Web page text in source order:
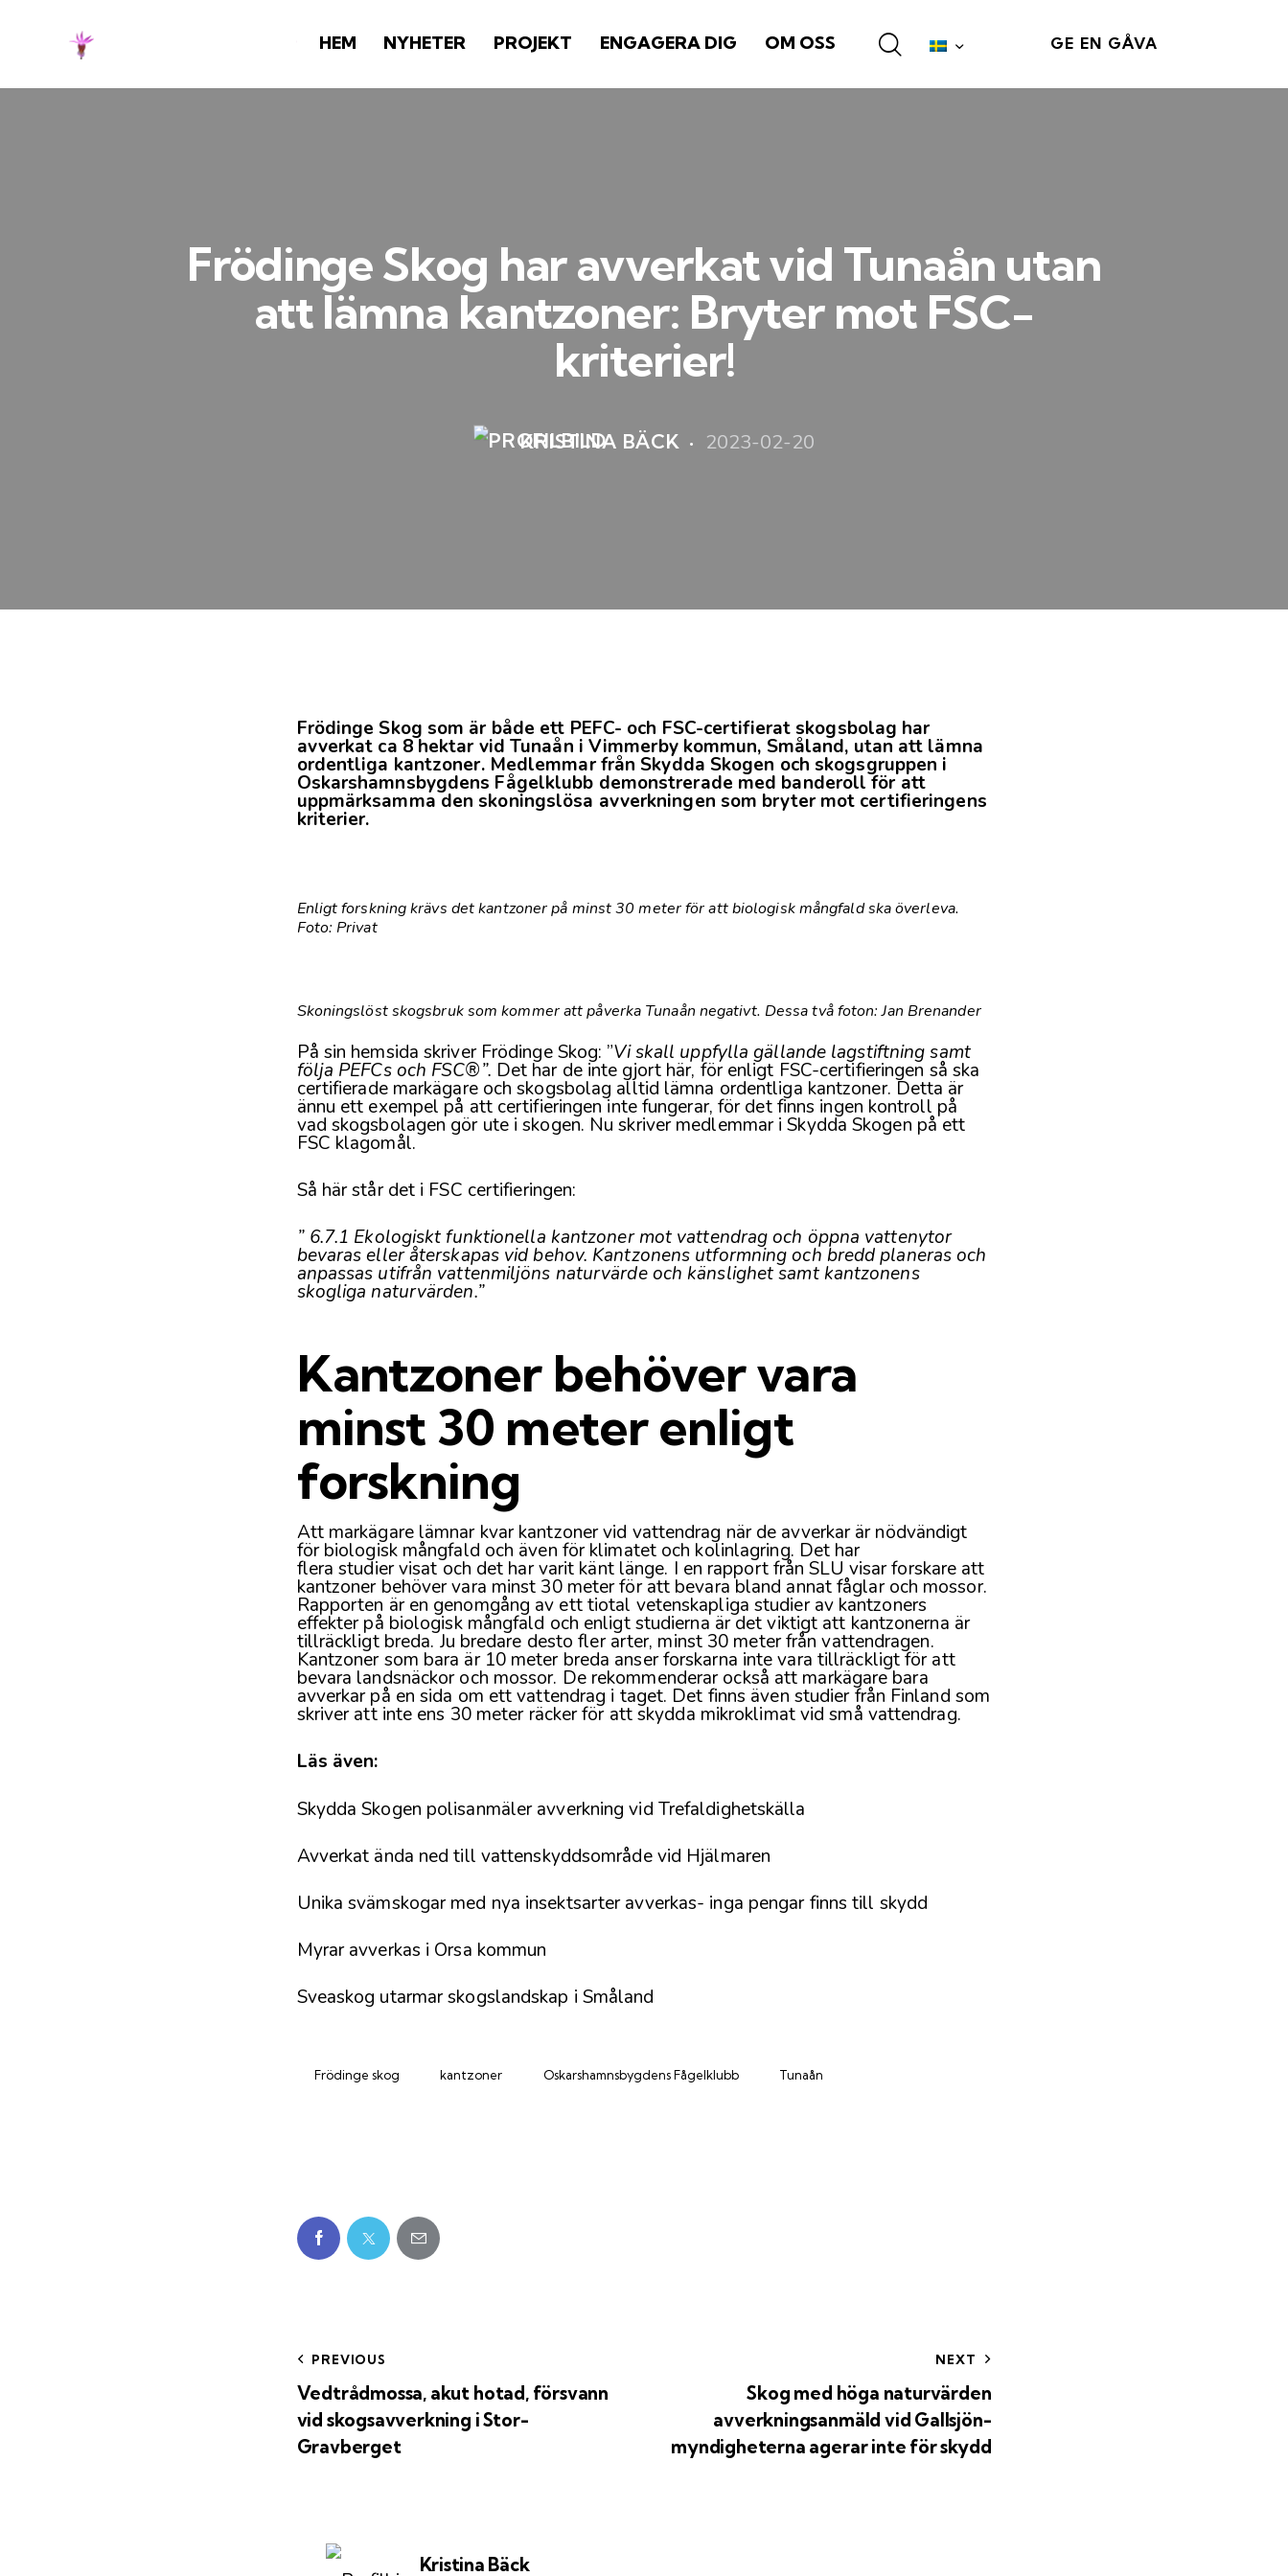
HEM NYHETER PROJEKT ENGAGERA DIG OM OSS GE EN GÅVA
Frödinge Skog har avverkat vid Tunaån utan
att lämna kantzoner: Bryter mot FSC-
kriterier!
KRISTINA BÄCK 2023-02-20
Frödinge Skog som är både ett PEFC- och FSC-certifierat skogsbolag har
avverkat ca 8 hektar vid Tunaån i Vimmerby kommun, Småland, utan att lämna
ordentliga kantzoner. Medlemmar från Skydda Skogen och skogsgruppen i
Oskarshamnsbygdens Fågelklubb demonstrerade med banderoll för att
uppmärksamma den skoningslösa avverkningen som bryter mot certifieringens
kriterier.
Enligt forskning krävs det kantzoner på minst 30 meter för att biologisk mångfald ska överleva.
Foto: Privat
Skoningslöst skogsbruk som kommer att påverka Tunaån negativt. Dessa två foton: Jan Brenander
På sin hemsida skriver Frödinge Skog: ”Vi skall uppfylla gällande lagstiftning samt
följa PEFCs och FSC®”. Det har de inte gjort här, för enligt FSC-certifieringen så ska
certifierade markägare och skogsbolag alltid lämna ordentliga kantzoner. Detta är
ännu ett exempel på att certifieringen inte fungerar, för det finns ingen kontroll på
vad skogsbolagen gör ute i skogen. Nu skriver medlemmar i Skydda Skogen på ett
FSC klagomål.
Så här står det i FSC certifieringen:
” 6.7.1 Ekologiskt funktionella kantzoner mot vattendrag och öppna vattenytor
bevaras eller återskapas vid behov. Kantzonens utformning och bredd planeras och
anpassas utifrån vattenmiljöns naturvärde och känslighet samt kantzonens
skogliga naturvärden.”
Kantzoner behöver vara
minst 30 meter enligt
forskning
Att markägare lämnar kvar kantzoner vid vattendrag när de avverkar är nödvändigt
för biologisk mångfald och även för klimatet och kolinlagring. Det har
flerastudiervisat och det har varit känt länge. I en rapportfrån SLU visar forskare att
kantzoner behöver vara minst 30 meter för att bevara bland annat fåglar och mossor.
Rapporten är en genomgång av ett tiotal vetenskapliga studier av kantzoners
effekter på biologisk mångfald och enligt studierna är det viktigt att kantzonerna är
tillräckligt breda. Ju bredare desto fler arter, minst 30 meter från vattendragen.
Kantzoner som bara är 10 meter breda anser forskarna inte vara tillräckligt för att
bevara landsnäckor och mossor. De rekommenderar också att markägare bara
avverkar på en sida om ett vattendrag i taget. Det finns även studier från Finland som
skriver att inte ens 30 meter räcker för att skydda mikroklimat vid små vattendrag.
Läs även:
Skydda Skogen polisanmäler avverkning vid Trefaldighetskälla
Avverkat ända ned till vattenskyddsområde vid Hjälmaren
Unika svämskogar med nya insektsarter avverkas- inga pengar finns till skydd
Myrar avverkas i Orsa kommun
Sveaskog utarmar skogslandskap i Småland
Frödinge skog kantzoner Oskarshamnsbygdens Fågelklubb Tunaån
PREVIOUS
Vedtrådmossa, akut hotad, försvann
vid skogsavverkning i Stor-
Gravberget
NEXT
Skog med höga naturvärden
avverkningsanmäld vid Gallsjön-
myndigheterna agerar inte för skydd
Kristina Bäck